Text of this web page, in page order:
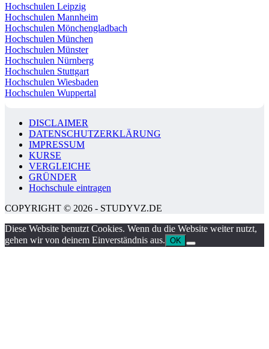
Hochschulen Leipzig
Hochschulen Mannheim
Hochschulen Mönchengladbach
Hochschulen München
Hochschulen Münster
Hochschulen Nürnberg
Hochschulen Stuttgart
Hochschulen Wiesbaden
Hochschulen Wuppertal
DISCLAIMER
DATENSCHUTZERKLÄRUNG
IMPRESSUM
KURSE
VERGLEICHE
GRÜNDER
Hochschule eintragen
COPYRIGHT © 2026 - STUDYVZ.DE
Diese Website benutzt Cookies. Wenn du die Website weiter nutzt,
gehen wir von deinem Einverständnis aus. OK